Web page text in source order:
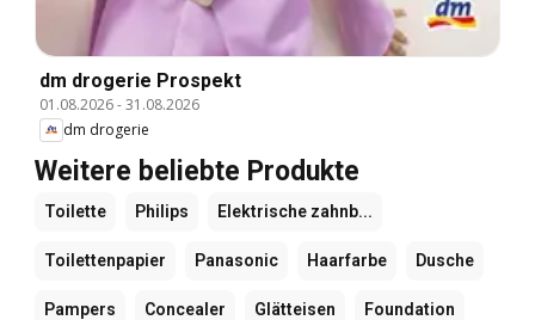
dm drogerie Prospekt
01.08.2026-31.08.2026
dm drogerie
Weitere beliebte Produkte
Toilette Philips Elektrische zahnb...
Toilettenpapier Panasonic Haarfarbe Dusche
Pampers Concealer Glätteisen Foundation